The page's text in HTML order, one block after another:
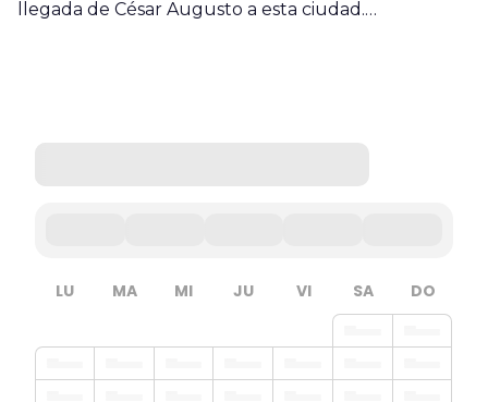
llegada de César Augusto a esta ciudad.…
LU MA MI JU VI SA DO